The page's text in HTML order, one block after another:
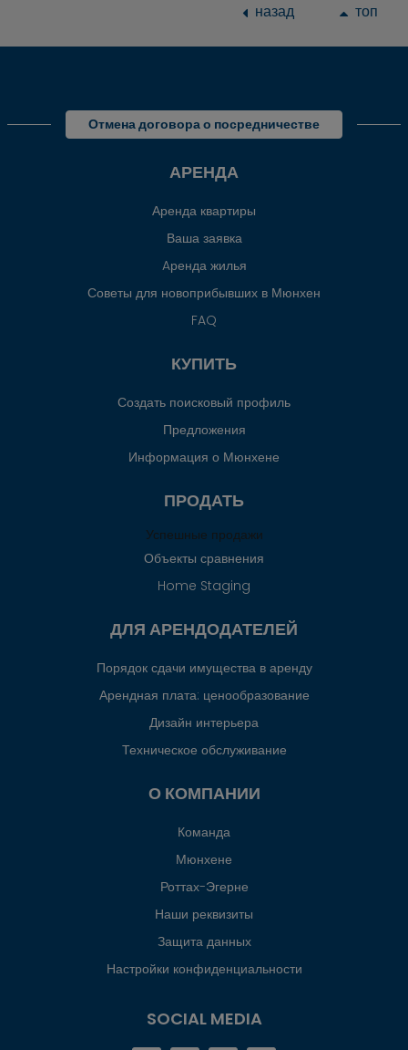
назад топ
Отмена договора о посредничестве
АРЕНДА
Аренда квартиры
Ваша заявка
Aренда жилья
Советы для новоприбывших в Мюнхен
FAQ
КУПИТЬ
Создать поисковый профиль
Предложения
Информация о Мюнхене
ПРОДАТЬ
Успешные продажи
Объекты сравнения
Home Staging
ДЛЯ АРЕНДОДАТЕЛЕЙ
Порядок сдачи имущества в аренду
Арендная плата: ценообразование
Дизайн интерьера
Техническое обслуживание
О КОМПАНИИ
Команда
Мюнхене
Роттах-Эгерне
Наши реквизиты
Защита данных
Настройки конфиденциальности
SOCIAL MEDIA